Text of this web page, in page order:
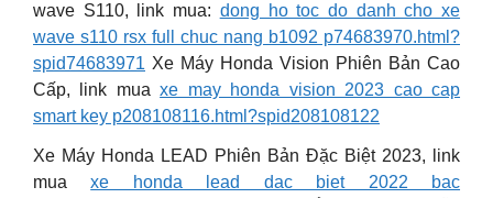
wave S110, link mua: dong ho toc do danh cho xe
wave s110 rsx full chuc nang b1092 p74683970.html?
spid74683971 Xe Máy Honda Vision Phiên Bản Cao
Cấp, link muaxe may honda vision 2023 cao cap
smart key p208108116.html?spid208108122
Xe Máy Honda LEAD Phiên Bản Đặc Biệt 2023, link
muaxe honda lead dac biet 2022 bac